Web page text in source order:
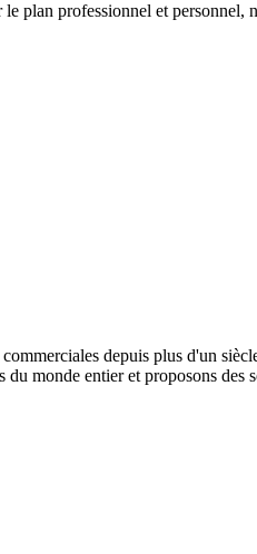
plan professionnel et personnel,
depuis plus d'un
monde entier et proposons